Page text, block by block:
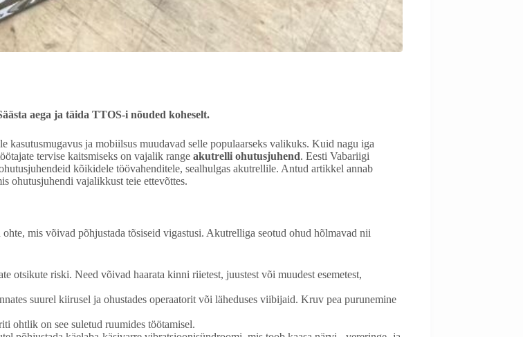
aega ja täida TTOS-i nõuded koheselt.
kasutusmugavus ja mobiilsus muudavad selle populaarseks valikuks. Kuid nagu iga
tervise kaitsmiseks on vajalik range akutrelli ohutusjuhend. Eesti Vabariigi
kõikidele töövahenditele, sealhulgas akutrellile. Antud artikkel annab
ohutusjuhendi vajalikkust teie ettevõttes.
mis võivad põhjustada tõsiseid vigastusi. Akutrelliga seotud ohud hõlmavad nii
otsikute riski. Need võivad haarata kinni riietest, juustest või muudest esemetest,
suurel kiirusel ja ohustades operaatorit või läheduses viibijaid. Kruv pea purunemine
ohtlik on see suletud ruumides töötamisel.